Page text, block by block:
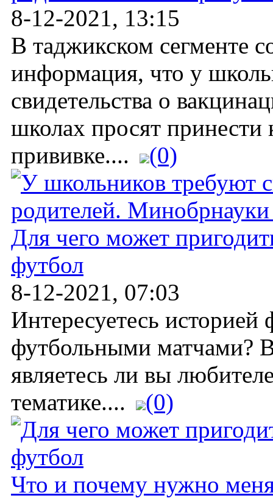
8-12-2021, 13:15
В таджикском сегменте
информация, что у
свидетельства о
школах просят принести
прививке....
(0)
Для чего может
футбол
8-12-2021, 07:03
Интересуетесь
футбольными матчами?
являетесь ли вы
тематике....
(0)
Что и почему нужно